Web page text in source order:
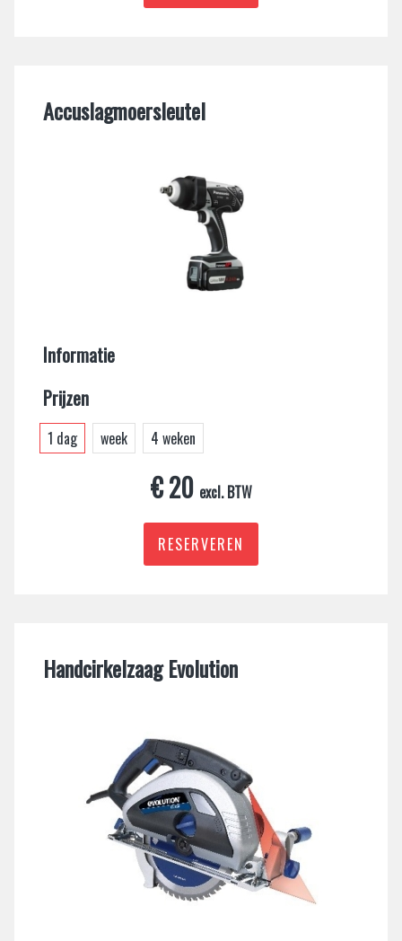
Accuslagmoersleutel
Informatie
Prijzen
1 dag week 4 weken
€ 20 excl. BTW
RESERVEREN
Handcirkelzaag Evolution